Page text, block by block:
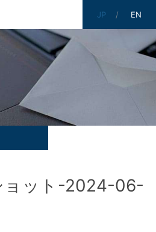
JP EN
ョット-2024-06-